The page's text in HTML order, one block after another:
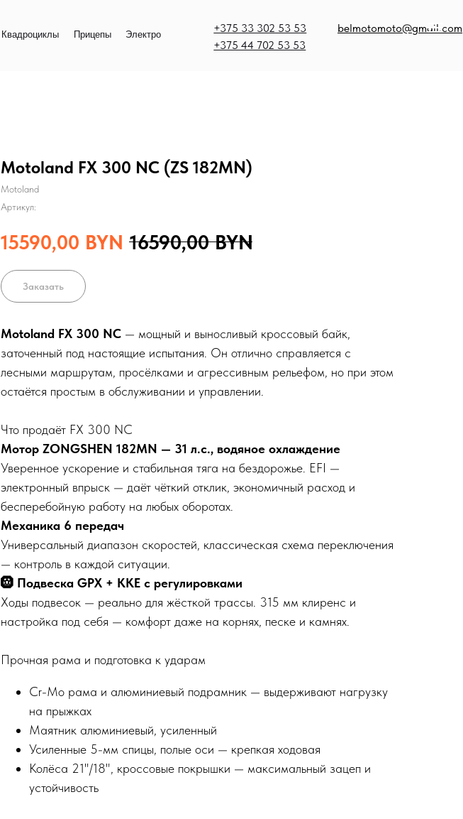
belmotomoto@gmail.com
+375 33 302 53 53
+375 44 702 53 53
Электро
Прицепы
Motoland FX 300 NC (ZS 182MN)
Motoland
Артикул:
15590,00 BYN 16590,00 BYN
Заказать
Motoland FX 300 NC — мощный и выносливый кроссовый байк,
заточенный под настоящие испытания. Он отлично справляется с
лесными маршрутам, просёлками и агрессивным рельефом, но при этом
остаётся простым в обслуживании и управлении.
Что продаёт FX 300 NC
Мотор ZONGSHEN 182MN — 31 л.с., водяное охлаждение
Уверенное ускорение и стабильная тяга на бездорожье. EFI —
электронный впрыск — даёт чёткий отклик, экономичный расход и
бесперебойную работу на любых оборотах.
Механика 6 передач
Универсальный диапазон скоростей, классическая схема переключения
— контроль в каждой ситуации.
🛞 Подвеска GPX + KKE с регулировками
Ходы подвесок — реально для жёсткой трассы. 315 мм клиренс и
настройка под себя — комфорт даже на корнях, песке и камнях.
Прочная рама и подготовка к ударам
Cr-Mo рама и алюминиевый подрамник — выдерживают нагрузку
на прыжках
Маятник алюминиевый, усиленный
Усиленные 5-мм спицы, полые оси — крепкая ходовая
Колёса 21"/18", кроссовые покрышки — максимальный зацеп и
устойчивость